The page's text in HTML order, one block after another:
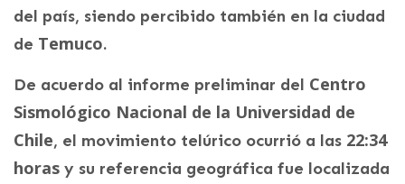
del país, siendo percibido también en la ciudad
de Temuco.
De acuerdo al informe preliminar del Centro
Sismológico Nacional de la Universidad de
Chile, el movimiento telúrico ocurrió a las 22:34
horas y su referencia geográfica fue localizada